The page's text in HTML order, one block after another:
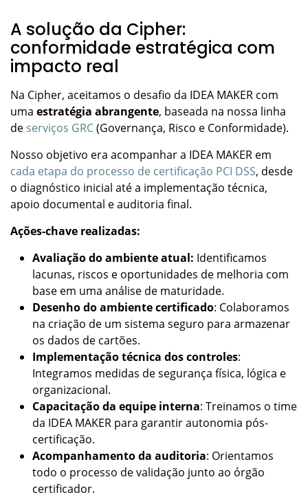
A solução da Cipher:
conformidade estratégica com
impacto real
Na Cipher, aceitamos o desafio da IDEA MAKER com
uma estratégia abrangente, baseada na nossa linha
de serviços GRC(Governança, Risco e Conformidade).
Nosso objetivo era acompanhar a IDEA MAKER em
cada etapa do processo de certificação PCI DSS, desde
o diagnóstico inicial até a implementação técnica,
apoio documental e auditoria final.
Ações-chave realizadas:
Avaliação do ambiente atual: Identificamos
lacunas, riscos e oportunidades de melhoria com
base em uma análise de maturidade.
Desenho do ambiente certificado: Colaboramos
na criação de um sistema seguro para armazenar
os dados de cartões.
Implementação técnica dos controles:
Integramos medidas de segurança física, lógica e
organizacional.
Capacitação da equipe interna: Treinamos o time
da IDEA MAKER para garantir autonomia pós-
certificação.
Acompanhamento da auditoria: Orientamos
todo o processo de validação junto ao órgão
certificador.